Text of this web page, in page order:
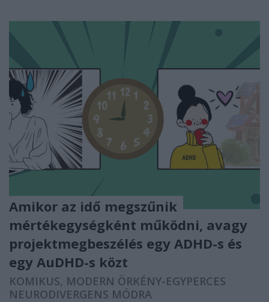
Amikor az idő megszűnik
mértékegységként működni, avagy
projektmegbeszélés egy ADHD-s és
egy AuDHD-s közt
KOMIKUS, MODERN ÖRKÉNY-EGYPERCES
NEURODIVERGENS MÓDRA